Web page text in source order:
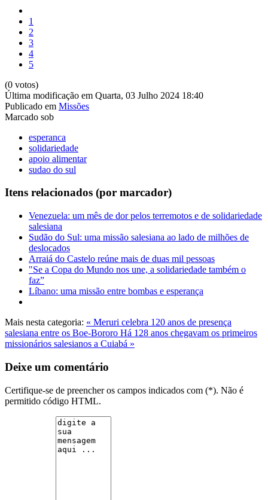
1
2
3
4
5
(0 votos)
Última modificação em Quarta, 03 Julho 2024 18:40
Publicado em Missões
Marcado sob
esperanca
solidariedade
apoio alimentar
sudao do sul
Itens relacionados (por marcador)
Venezuela: um mês de dor pelos terremotos e de solidariedade
salesiana
Sudão do Sul: uma missão salesiana ao lado de milhões de
deslocados
Arraiá do Castelo reúne mais de duas mil pessoas
"Se a Copa do Mundo nos une, a solidariedade também o
faz”
Líbano: uma missão entre bombas e esperança
Mais nesta categoria: « Meruri celebra 120 anos de presença
salesiana entre os Boe-Bororo Há 128 anos chegavam os primeiros
missionários salesianos a Cuiabá »
Deixe um comentário
Certifique-se de preencher os campos indicados com (*). Não é
permitido código HTML.